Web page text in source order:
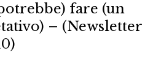
fare (un
– (Newsletter